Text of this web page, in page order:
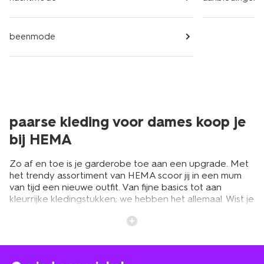
beenmode
paarse kleding voor dames koop je
bij HEMA
Zo af en toe is je garderobe toe aan een upgrade. Met
het trendy assortiment van HEMA scoor jij in een mum
van tijd een nieuwe outfit. Van fijne basics tot aan
kleurrijke kledingstukken; we hebben het allemaal. Wist je
we paarse dameskleding in allerlei maten en stijlen.